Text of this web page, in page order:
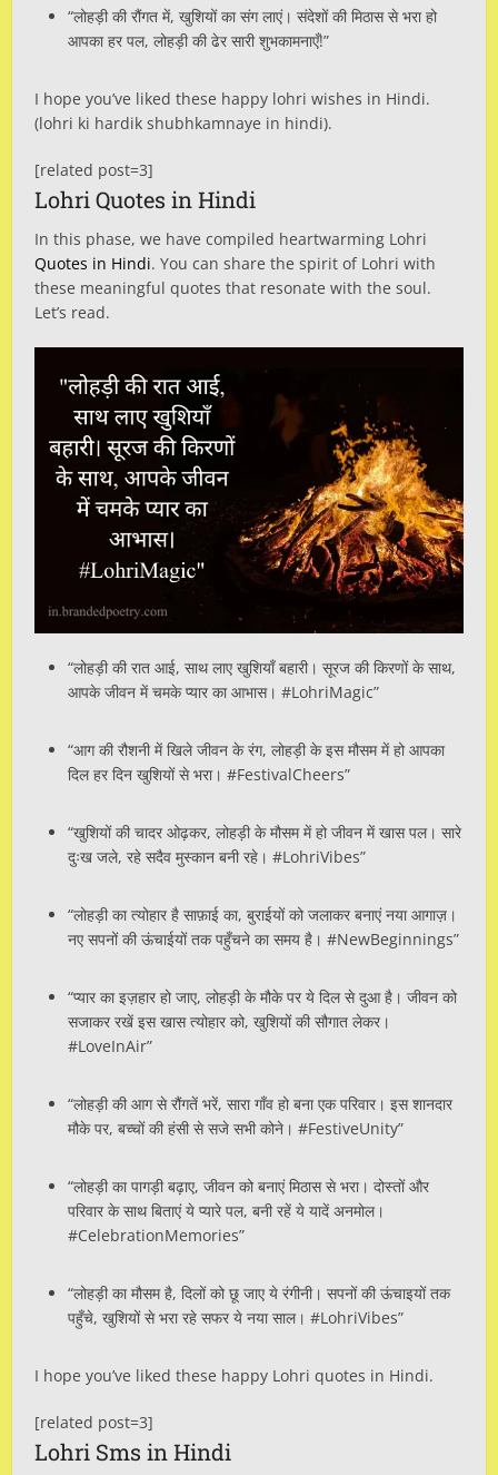
“लोहड़ी की रौंगत में, खुशियों का संग लाएं। संदेशों की मिठास से भरा हो
आपका हर पल, लोहड़ी की ढेर सारी शुभकामनाएँ!”
I hope you’ve liked these happy lohri wishes in Hindi.
(lohri ki hardik shubhkamnaye in hindi).
[related post=3]
Lohri Quotes in Hindi
In this phase, we have compiled heartwarming Lohri
Quotes in Hindi. You can share the spirit of Lohri with
these meaningful quotes that resonate with the soul.
Let’s read.
“लोहड़ी की रात आई, साथ लाए खुशियाँ बहारी। सूरज की किरणों के साथ,
आपके जीवन में चमके प्यार का आभास। #LohriMagic”
“आग की रौशनी में खिले जीवन के रंग, लोहड़ी के इस मौसम में हो आपका
दिल हर दिन खुशियों से भरा। #FestivalCheers”
“खुशियों की चादर ओढ़कर, लोहड़ी के मौसम में हो जीवन में खास पल। सारे
दुःख जले, रहे सदैव मुस्कान बनी रहे। #LohriVibes”
“लोहड़ी का त्योहार है साफ़ाई का, बुराईयों को जलाकर बनाएं नया आगाज़।
नए सपनों की ऊंचाईयों तक पहुँचने का समय है। #NewBeginnings”
“प्यार का इज़हार हो जाए, लोहड़ी के मौके पर ये दिल से दुआ है। जीवन को
सजाकर रखें इस खास त्योहार को, खुशियों की सौगात लेकर।
#LoveInAir”
“लोहड़ी की आग से रौंगतें भरें, सारा गाँव हो बना एक परिवार। इस शानदार
मौके पर, बच्चों की हंसी से सजे सभी कोने। #FestiveUnity”
“लोहड़ी का पागड़ी बढ़ाए, जीवन को बनाएं मिठास से भरा। दोस्तों और
परिवार के साथ बिताएं ये प्यारे पल, बनी रहें ये यादें अनमोल।
#CelebrationMemories”
“लोहड़ी का मौसम है, दिलों को छू जाए ये रंगीनी। सपनों की ऊंचाइयों तक
पहुँचे, खुशियों से भरा रहे सफर ये नया साल। #LohriVibes”
I hope you’ve liked these happy Lohri quotes in Hindi.
[related post=3]
Lohri Sms in Hindi